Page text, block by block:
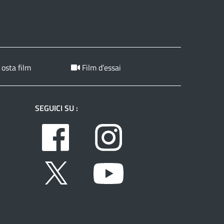
film Film d’essai
SEGUICI SU :
Facebook
Twitter